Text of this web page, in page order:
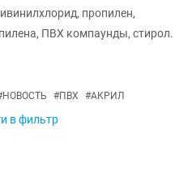
пропилен,
ПВХ компаунды, стирол.
НОВОСТЬ #ПВХ #АКРИЛ
в фильтр